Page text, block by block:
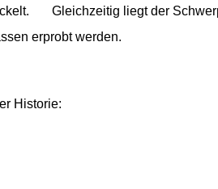
Gleichzeitig liegt der
erprobt werden.
Historie: